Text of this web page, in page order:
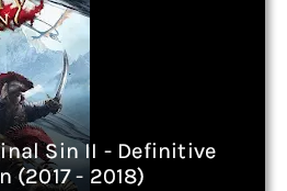
Sin II - Definitive
(2017 - 2018)